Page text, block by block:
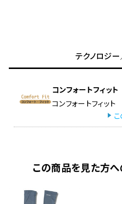
テクノロジ
コンフォートフィット
コンフォートフィット
この商品を見た方